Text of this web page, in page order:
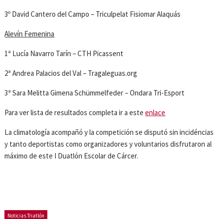
3º David Cantero del Campo – Triculpelat Fisiomar Alaquás
Alevín Femenina
1ª Lucía Navarro Tarín – CTH Picassent
2ª Andrea Palacios del Val – Tragaleguas.org
3ª Sara Melitta Gimena Schümmelfeder – Ondara Tri-Esport
Para ver lista de resultados completa ir a esteenlace
La climatología acompañó y la competición se disputó sin incidéncias
y tanto deportistas como organizadores y voluntarios disfrutaron al
máximo de este I Duatlón Escolar de Cárcer.
Noticias Triatlón